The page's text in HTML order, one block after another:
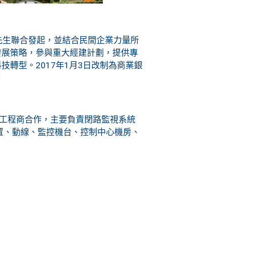
聯合發起，並結合民間企業力量所
策略，參與重大經建計劃，提供專
轉型。2017年1月3日改制為商業銀
程商合作，主要負責閉路監視系統
動線、監控機台、控制中心機房、